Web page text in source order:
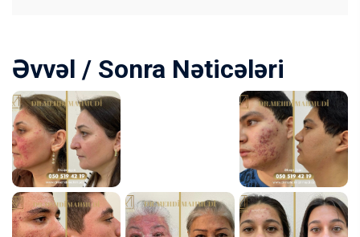
Əvvəl / Sonra Nəticələri